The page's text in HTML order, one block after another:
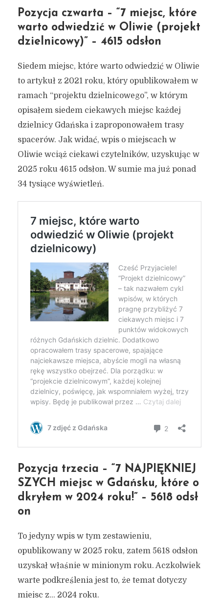
7 najlepiej wyświetlanych
artykułów na blogu w 2025
roku (plus trochę statystyk)
4 stycznia 2026
Autor:Kamil Sulewski
Pozycja czwarta – “7 miejsc, które
warto odwiedzić w Oliwie (projekt
dzielnicowy)” – 4615 odsłon
Siedem miejsc, które warto odwiedzić w Oliwie
to artykuł z 2021 roku, który opublikowałem w
ramach “projektu dzielnicowego”, w którym
opisałem siedem ciekawych miejsc każdej
dzielnicy Gdańska i zaproponowałem trasy
spacerów. Jak widać, wpis o miejscach w
Oliwie wciąż ciekawi czytelników, uzyskując w
2025 roku 4615 odsłon. W sumie ma już ponad
34 tysiące wyświetleń.
Pozycja trzecia – “7 NAJPIĘKNIEJ
SZYCH miejsc w Gdańsku, które o
dkryłem w 2024 roku!” – 5618 odsł
on
To jedyny wpis w tym zestawieniu,
opublikowany w 2025 roku, zatem 5618 odsłon
uzyskał właśnie w minionym roku. Aczkolwiek
warte podkreślenia jest to, że temat dotyczy
miejsc z… 2024 roku.